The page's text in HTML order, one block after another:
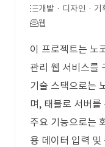
개발 · 디자인 · 기
웹
이 프로젝트는 노
관리 웹 서비스를
기술 스택으로는
며, 태블로 서버
주요 기능으로는
용 데이터 입력